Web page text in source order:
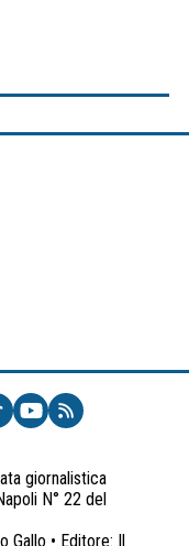
giornalistica
N° 22 del
Gallo • Editore: Il